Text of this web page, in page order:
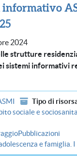
informativo
2024
strutture
sistemi informativi
Tipo di
sociale e
Pubblicazioni
e famiglia.